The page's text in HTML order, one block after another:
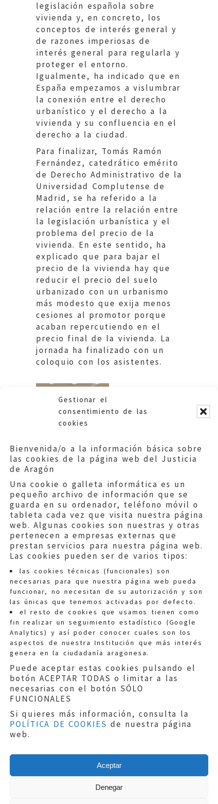
Gestionar el
consentimiento de las
cookies
Bienvenida/o a la información básica sobre
las cookies de la página web del Justicia
de Aragón
Una cookie o galleta informática es un
pequeño archivo de información que se
guarda en su ordenador, teléfono móvil o
tableta cada vez que visita nuestra página
web. Algunas cookies son nuestras y otras
pertenecen a empresas externas que
prestan servicios para nuestra página web.
Las cookies pueden ser de varios tipos:
las cookies técnicas (funcionales) son
necesarias para que nuestra página web pueda
funcionar, no necesitan de su autorización y son
las únicas que tenemos activadas por defecto.
el resto de cookies que usamos tienen como
fin realizar un seguimiento estadístico (Google
Analytics) y así poder conocer cuales son los
aspectos de nuestra Institución que más interés
genera en la ciudadanía aragonesa.
Puede aceptar estas cookies pulsando el
botón ACEPTAR TODAS o limitar a las
necesarias con el botón SÓLO
FUNCIONALES
Si quieres más información, consulta la
POLÍTICA DE COOKIES de nuestra página
web.
Aceptar
Denegar
legislación española sobre
vivienda y, en concreto, los
conceptos de interés general y
de razones imperiosas de
interés general para regularla y
proteger el entorno.
Igualmente, ha indicado que en
España empezamos a vislumbrar
la conexión entre el derecho
urbanístico y el derecho a la
vivienda y su confluencia en el
derecho a la ciudad.
Para finalizar, Tomás Ramón
Fernández, catedrático emérito
de Derecho Administrativo de la
Universidad Complutense de
Madrid, se ha referido a la
relación entre la relación entre
la legislación urbanística y el
problema del precio de la
vivienda. En este sentido, ha
explicado que para bajar el
precio de la vivienda hay que
reducir el precio del suelo
urbanizado con un urbanismo
más modesto que exija menos
cesiones al promotor porque
acaban repercutiendo en el
precio final de la vivienda. La
jornada ha finalizado con un
coloquio con los asistentes.
Quejas:quejas@eljusticiadearagon.es
Información general:
informacion@eljusticiadearagon.es
Teléfonos:900 210 210/
Aviso legal|Política de privacidad|
Protección de Datos
Política de cookies
Copyright © 2019El Justicia de Aragón|
Sephor Consulting